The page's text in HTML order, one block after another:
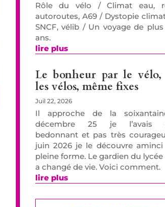
Rôle du vélo / Climat eau,
autoroutes, A69 / Dystopie
SNCF, vélib / Un voyage de plus
ans.
lire plus
Le bonheur par le vélo,
les vélos, même fixes
Juil 22, 2026
Il approche de la
décembre 25 je l’avais
bedonnant et pas très
juin 2026 je le découvre
pleine forme. Le gardien du
a changé de vie. Voici comment.
lire plus